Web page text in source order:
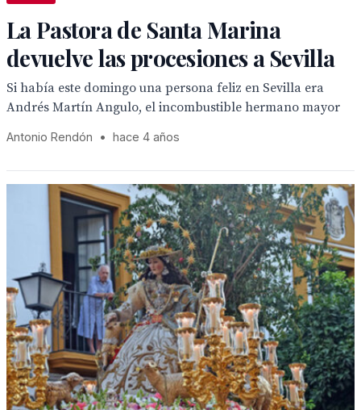
La Pastora de Santa Marina
devuelve las procesiones a Sevilla
Si había este domingo una persona feliz en Sevilla era
Andrés Martín Angulo, el incombustible hermano mayor
Antonio Rendón • hace 4 años